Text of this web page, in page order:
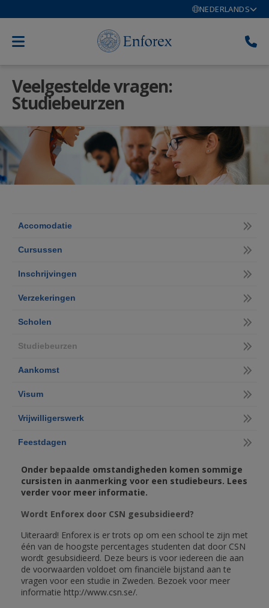
NEDERLANDS
Veelgestelde vragen:
Studiebeurzen
Accomodatie
Cursussen
Inschrijvingen
Verzekeringen
Scholen
Studiebeurzen
Aankomst
Visum
Vrijwilligerswerk
Feestdagen
Onder bepaalde omstandigheden komen sommige
cursisten in aanmerking voor een studiebeurs. Lees
verder voor meer informatie.
Wordt Enforex door CSN gesubsidieerd?
Uiteraard! Enforex is er trots op om een school te zijn met
één van de hoogste percentages studenten dat door CSN
wordt gesubsidieerd. Deze beurs is voor iedereen die aan
de voorwaarden voldoet om financiële bijstand aan te
vragen voor een studie in Zweden. Bezoek voor meer
informatie http://www.csn.se/.